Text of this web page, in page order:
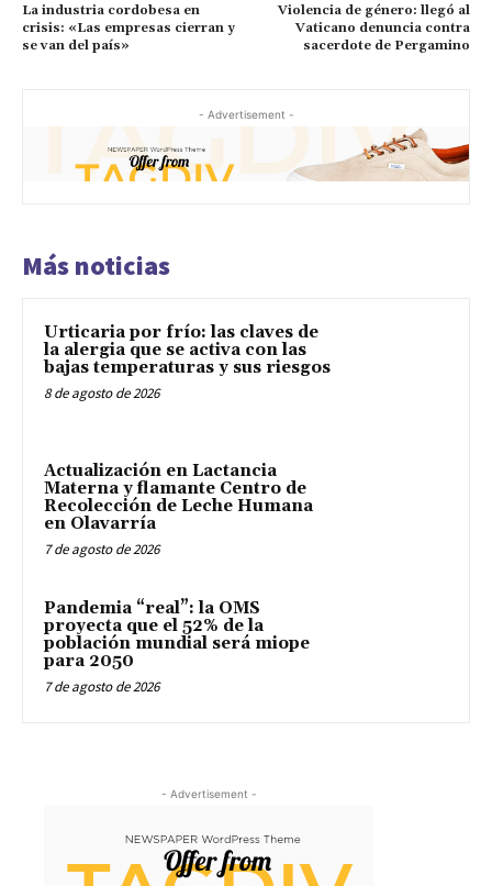
La industria cordobesa en
crisis: «Las empresas cierran y
se van del país»
Violencia de género: llegó al
Vaticano denuncia contra
sacerdote de Pergamino
- Advertisement -
Más noticias
Urticaria por frío: las claves de
la alergia que se activa con las
bajas temperaturas y sus riesgos
8 de agosto de 2026
Actualización en Lactancia
Materna y flamante Centro de
Recolección de Leche Humana
en Olavarría
7 de agosto de 2026
Pandemia “real”: la OMS
proyecta que el 52% de la
población mundial será miope
para 2050
7 de agosto de 2026
- Advertisement -